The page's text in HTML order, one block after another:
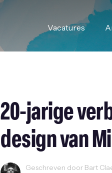
Vacatures
20-jarige
design van
Geschreven door Bart